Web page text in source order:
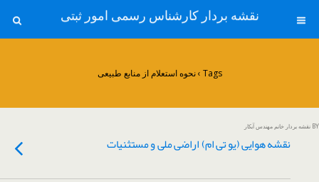
نقشه بردار کارشناس رسمی امور ثبتی
Tags › نحوه استعلام از منابع طبیعی
BY نقشه بردار خانم مهندس آبکار
نقشه هوایی (یو تی ام) اراضی ملی و مستثنیات